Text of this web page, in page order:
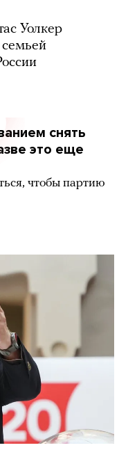
Уолкер
семьей
снять
это еще
чтобы партию